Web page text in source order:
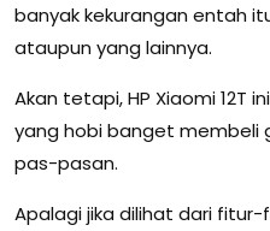
banyak kekurangan entah
ataupun yang lainnya.
Akan tetapi, HP Xiaomi 12T
yang hobi banget membeli
pas-pasan.
Apalagi jika dilihat dari